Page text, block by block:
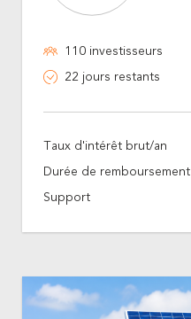
110 investisseurs
22 jours restants
Taux d'intérêt brut/an
Durée de remboursement
Support